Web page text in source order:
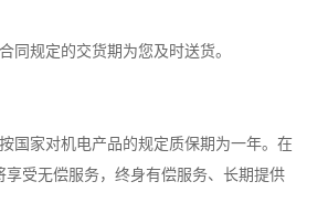
同规定的交货期为您及时送货。
国家对机电产品的规定质保期为一年。在
享受无偿服务，终身有偿服务、长期提供